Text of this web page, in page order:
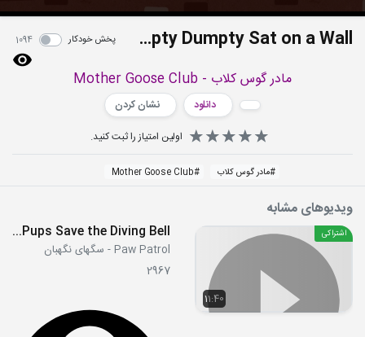
Humpty Dumpty Sat on a Wall پخش خودکار 1094
مادر گوس کلاب - Mother Goose Club
دانلود
نشان کردن
اولین امتیاز را ثبت کنید.
#مادر گوس کلاب #
Mother Goose Club
ویدیوهای مشابه
11:40
اشتراکی S2E04a - Pups Save the Diving Bell
Paw Patrol - سگهای نگهبان
2967